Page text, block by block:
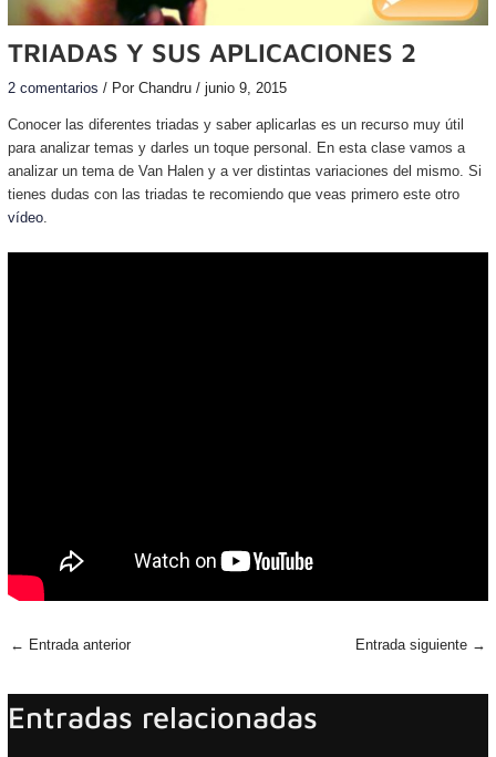
TRIADAS Y SUS APLICACIONES 2
2 comentarios / Por Chandru / junio 9, 2015
Conocer las diferentes triadas y saber aplicarlas es un recurso muy útil
para analizar temas y darles un toque personal. En esta clase vamos a
analizar un tema de Van Halen y a ver distintas variaciones del mismo. Si
tienes dudas con las triadas te recomiendo que veas primero este otro
vídeo.
← Entrada anterior Entrada siguiente →
Entradas relacionadas